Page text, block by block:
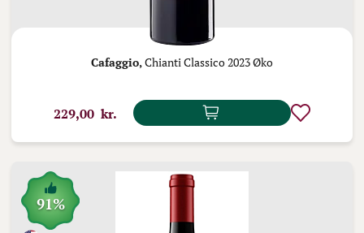
Cafaggio,Chianti Classico 2023 Øko
229,00 kr.
91%